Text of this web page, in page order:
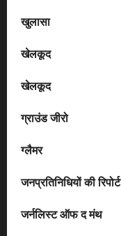
खुलासा
खेलकूद
खेलकूद
ग्राउंड जीरो
ग्लैमर
जनप्रतिनिधियों की रिपोर्ट
जर्नलिस्ट ऑफ द मंथ